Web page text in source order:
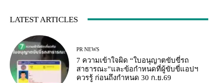
LATEST ARTICLES
PR NEWS
7 ความเข้าใจผิด “ใบอนุญาตขับขี่รถ
สาธารณะ”และข้อกำหนดที่ผู้ขับขี่แอปฯ
ควรรู้ ก่อนถึงกำหนด 30 ก.ย.69